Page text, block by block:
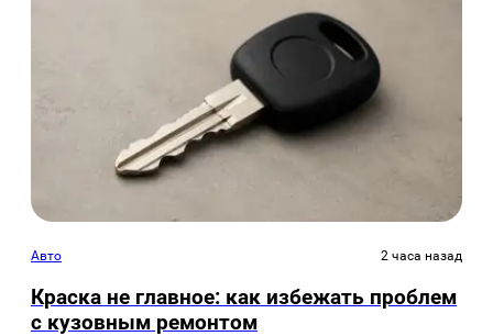
Авто 2 часа назад
Краска не главное: как избежать проблем
с кузовным ремонтом